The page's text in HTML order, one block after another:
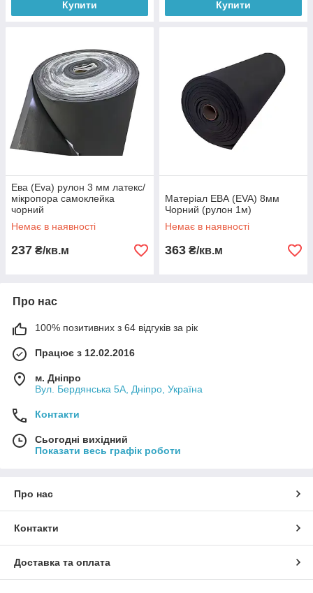
Купити Купити
Ева (Eva) рулон 3 мм латекс/
мікропора самоклейка
чорний
Немає в наявності
237 ₴/кв.м
Матеріал ЕВА (EVA) 8мм
Чорний (рулон 1м)
Немає в наявності
363 ₴/кв.м
Про нас
100% позитивних з 64 відгуків за рік
Працює з 12.02.2016
м. Дніпро
Вул. Бердянська 5А, Дніпро, Україна
Контакти
Сьогодні вихідний
Показати весь графік роботи
Про нас
Контакти
Доставка та оплата